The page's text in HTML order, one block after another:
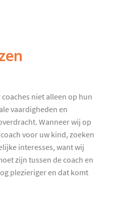
niet alleen op hun
vaardigheden en
Wanneer wij op
voor uw kind, zoeken
interesses, want wij
zijn tussen de coach en
plezieriger en dat komt